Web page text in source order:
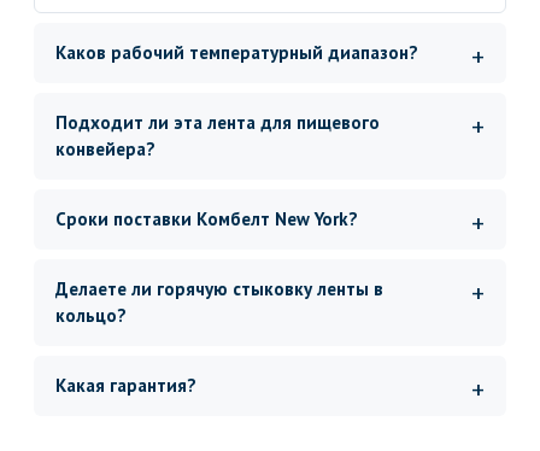
Каков рабочий температурный диапазон?
Подходит ли эта лента для пищевого
конвейера?
Сроки поставки Комбелт New York?
Делаете ли горячую стыковку ленты в
кольцо?
Какая гарантия?